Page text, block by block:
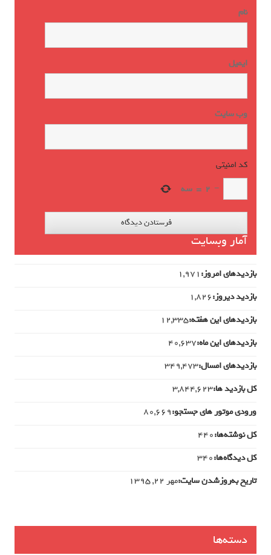
نام
ایمیل
وب‌ سایت
کد امنیتی*
−
2
= سه
آمار وبسایت
بازدیدهای امروز:1,971
بازدید دیروز:1,826
بازدیدهای این هفته:12,335
بازدیدهای این ماه:40,637
بازدیدهای امسال:349,473
کل بازدید ها:3,844,623
ورودی‌ موتور های جستجو:80,669
کل نوشته‌ها:440
کل دیدگاه‌ها:340
تاریخ به‌روزشدن سایت:مهر ۲۲, ۱۳۹۵
دسته‌ها